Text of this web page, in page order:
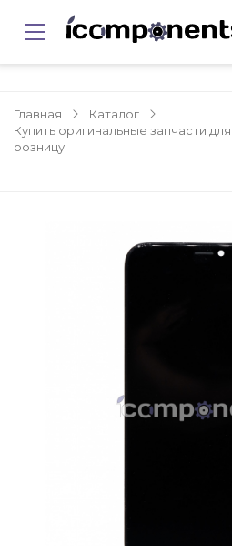
Главная
Каталог
Купить оригинальные запчасти
розницу